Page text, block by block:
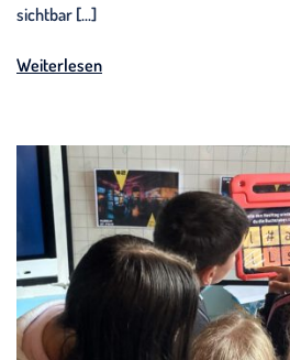
sichtbar […]
Weiterlesen